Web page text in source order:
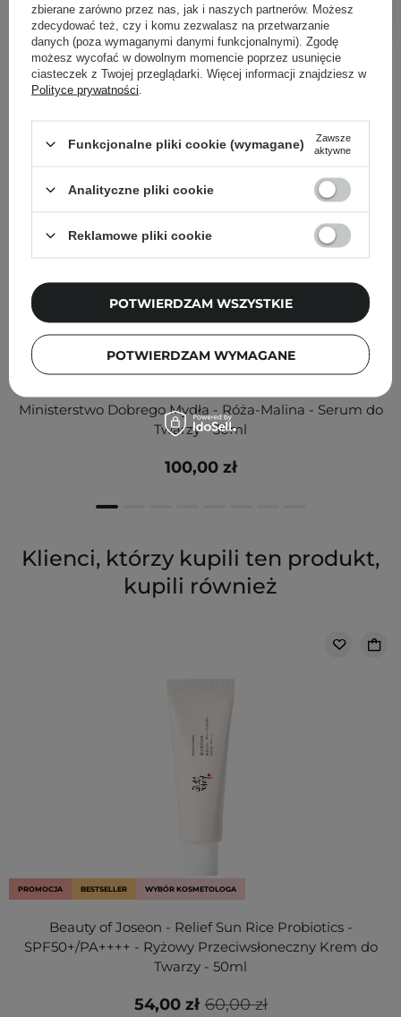
Inni klienci sprawdzali również
NOWOŚĆ
Ministerstwo Dobrego Mydła - Róża-Malina - Serum do
Twarzy - 30ml
100,00 zł
Klienci, którzy kupili ten produkt,
kupili również
PROMOCJA BESTSELLER WYBÓR KOSMETOLOGA
Beauty of Joseon - Relief Sun Rice Probiotics -
SPF50+/PA++++ - Ryżowy Przeciwsłoneczny Krem do
Twarzy - 50ml
60,00 zł
54,00 zł
zbierane zarówno przez nas, jak i naszych partnerów. Możesz
zdecydować też, czy i komu zezwalasz na przetwarzanie
danych (poza wymaganymi danymi funkcjonalnymi). Zgodę
możesz wycofać w dowolnym momencie poprzez usunięcie
ciasteczek z Twojej przeglądarki. Więcej informacji znajdziesz w
Polityce prywatności
Funkcjonalne pliki cookie (wymagane)
Zawsze
aktywne
Analityczne pliki cookie
Reklamowe pliki cookie
POTWIERDZAM WYMAGANE
POTWIERDZAM WSZYSTKIE